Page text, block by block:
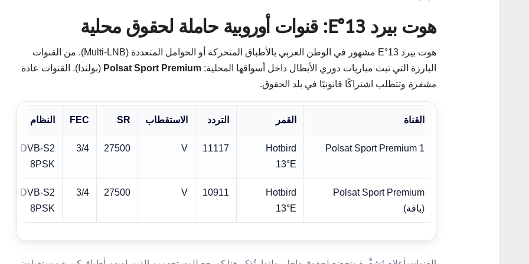
هوت بيرد 13°E: قنوات أوروبية حاملة لحقوق محلية
هوت بيرد 13°E مشهور في الوطن العربي بالأطباق المتحركة أو الحوامل المتعددة (Multi-LNB). من القنوات
البارزة التي تبث مباريات دوري الأبطال داخل أسواقها المحلية:Polsat Sport Premium (بولندا). القنوات عادة
مشفرة وتتطلب اشتراكًا قانونيًا في بلد الحقوق.
القناة القمر التردد الاستقطاب SR
FEC النظام
Polsat Sport Premium 1
Hotbird
13°E
11117
V
27500
3/4
DVB-S2
8PSK
Polsat Sport Premium
(باقة)
Hotbird
13°E
10911
V
27500
3/4
DVB-S2
8PSK